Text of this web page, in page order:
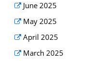
June 2025
May 2025
April 2025
March 2025